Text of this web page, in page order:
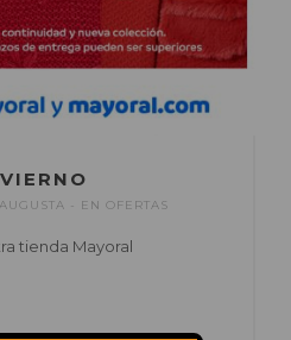
EN OFERTAS
tienda Mayoral